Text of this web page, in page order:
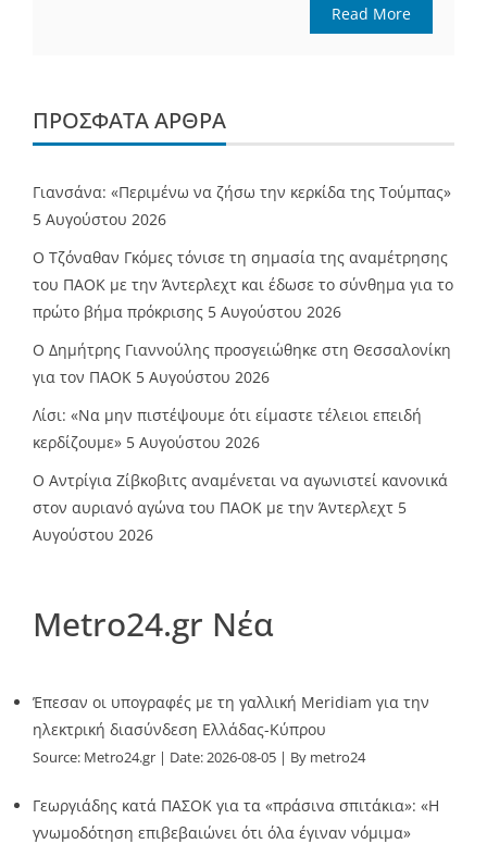
Read More
ΠΡΌΣΦΑΤΑ ΆΡΘΡΑ
Γιανσάνα: «Περιμένω να ζήσω την κερκίδα της Τούμπας»
5 Αυγούστου 2026
Ο Τζόναθαν Γκόμες τόνισε τη σημασία της αναμέτρησης
του ΠΑΟΚ με την Άντερλεχτ και έδωσε το σύνθημα για το
πρώτο βήμα πρόκρισης 5 Αυγούστου 2026
Ο Δημήτρης Γιαννούλης προσγειώθηκε στη Θεσσαλονίκη
για τον ΠΑΟΚ 5 Αυγούστου 2026
Λίσι: «Να μην πιστέψουμε ότι είμαστε τέλειοι επειδή
κερδίζουμε» 5 Αυγούστου 2026
Ο Αντρίγια Ζίβκοβιτς αναμένεται να αγωνιστεί κανονικά
στον αυριανό αγώνα του ΠΑΟΚ με την Άντερλεχτ 5
Αυγούστου 2026
Metro24.gr Νέα
Έπεσαν οι υπογραφές με τη γαλλική Meridiam για την
ηλεκτρική διασύνδεση Ελλάδας-Κύπρου
Source: Metro24.gr Date: 2026-08-05 By metro24
Γεωργιάδης κατά ΠΑΣΟΚ για τα «πράσινα σπιτάκια»: «Η
γνωμοδότηση επιβεβαιώνει ότι όλα έγιναν νόμιμα»